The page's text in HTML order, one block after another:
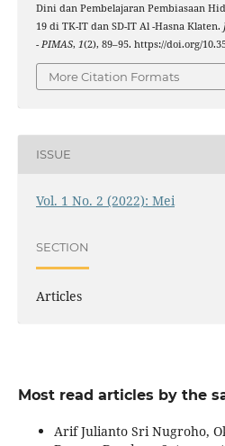
Dini dan Pembelajaran Pembiasaan
19 di TK-IT dan SD-IT Al -Hasna Klaten.
- PIMAS, 1(2), 89–95. https://doi.org/
More Citation Formats
ISSUE
Vol. 1 No. 2 (2022): Mei
SECTION
Articles
Most read articles by the
Arif Julianto Sri Nugroho,